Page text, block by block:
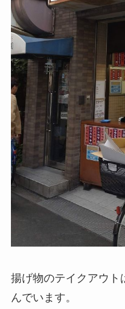
揚げ物のテイクアウト
んでいます。